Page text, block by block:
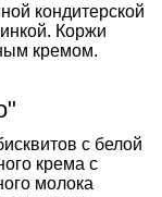
кондитерской
Коржи
кремом.
с белой
крема с
молока